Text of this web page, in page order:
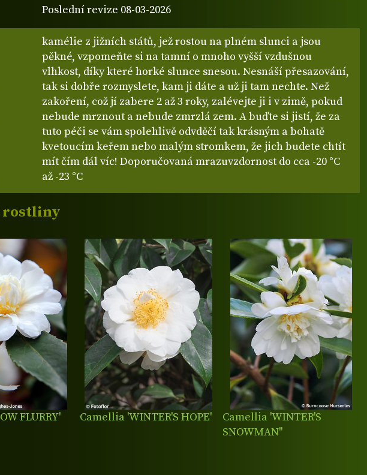
Poslední revize 08-03-2026
kamélie z jižních států, jež rostou na plném slunci a jsou
pěkné, vzpomeňte si na tamní o mnoho vyšší vzdušnou
vlhkost, díky které horké slunce snesou. Nesnáší přesazování,
tak si dobře rozmyslete, kam ji dáte a už ji tam nechte. Než
zakoření, což jí zabere 2 až 3 roky, zalévejte ji i v zimě, pokud
nebude mrznout a nebude zmrzlá zem. A buďte si jistí, že za
tuto péči se vám spolehlivě odvděčí tak krásným a bohatě
kvetoucím keřem nebo malým stromkem, že jich budete chtít
mít čím dál víc! Doporučovaná mrazuvzdornost do cca -20 °C
až -23 °C
rostliny
FLURRY' Camellia 'WINTER'S HOPE'
Camellia 'WINTER'S
SNOWMAN''